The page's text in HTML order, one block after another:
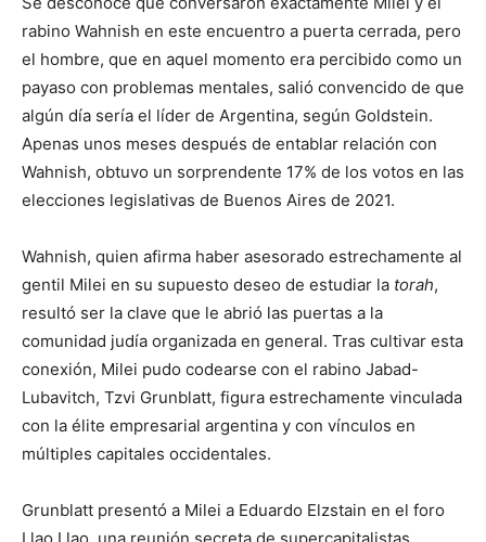
rabino Wahnish en este encuentro a puerta cerrada, pero
el hombre, que en aquel momento era percibido como un
payaso con problemas mentales, salió convencido de que
algún día sería el líder de Argentina, según Goldstein.
Apenas unos meses después de entablar relación con
Wahnish, obtuvo un sorprendente 17% de los votos en las
elecciones legislativas de Buenos Aires de 2021.
Wahnish, quien afirma haber asesorado estrechamente al
gentil Milei en su supuesto deseo de estudiar la torah,
resultó ser la clave que le abrió las puertas a la
comunidad judía organizada en general. Tras cultivar esta
conexión, Milei pudo codearse con el rabino Jabad-
Lubavitch, Tzvi Grunblatt, figura estrechamente vinculada
con la élite empresarial argentina y con vínculos en
múltiples capitales occidentales.
Grunblatt presentó a Milei a Eduardo Elzstain en el foro